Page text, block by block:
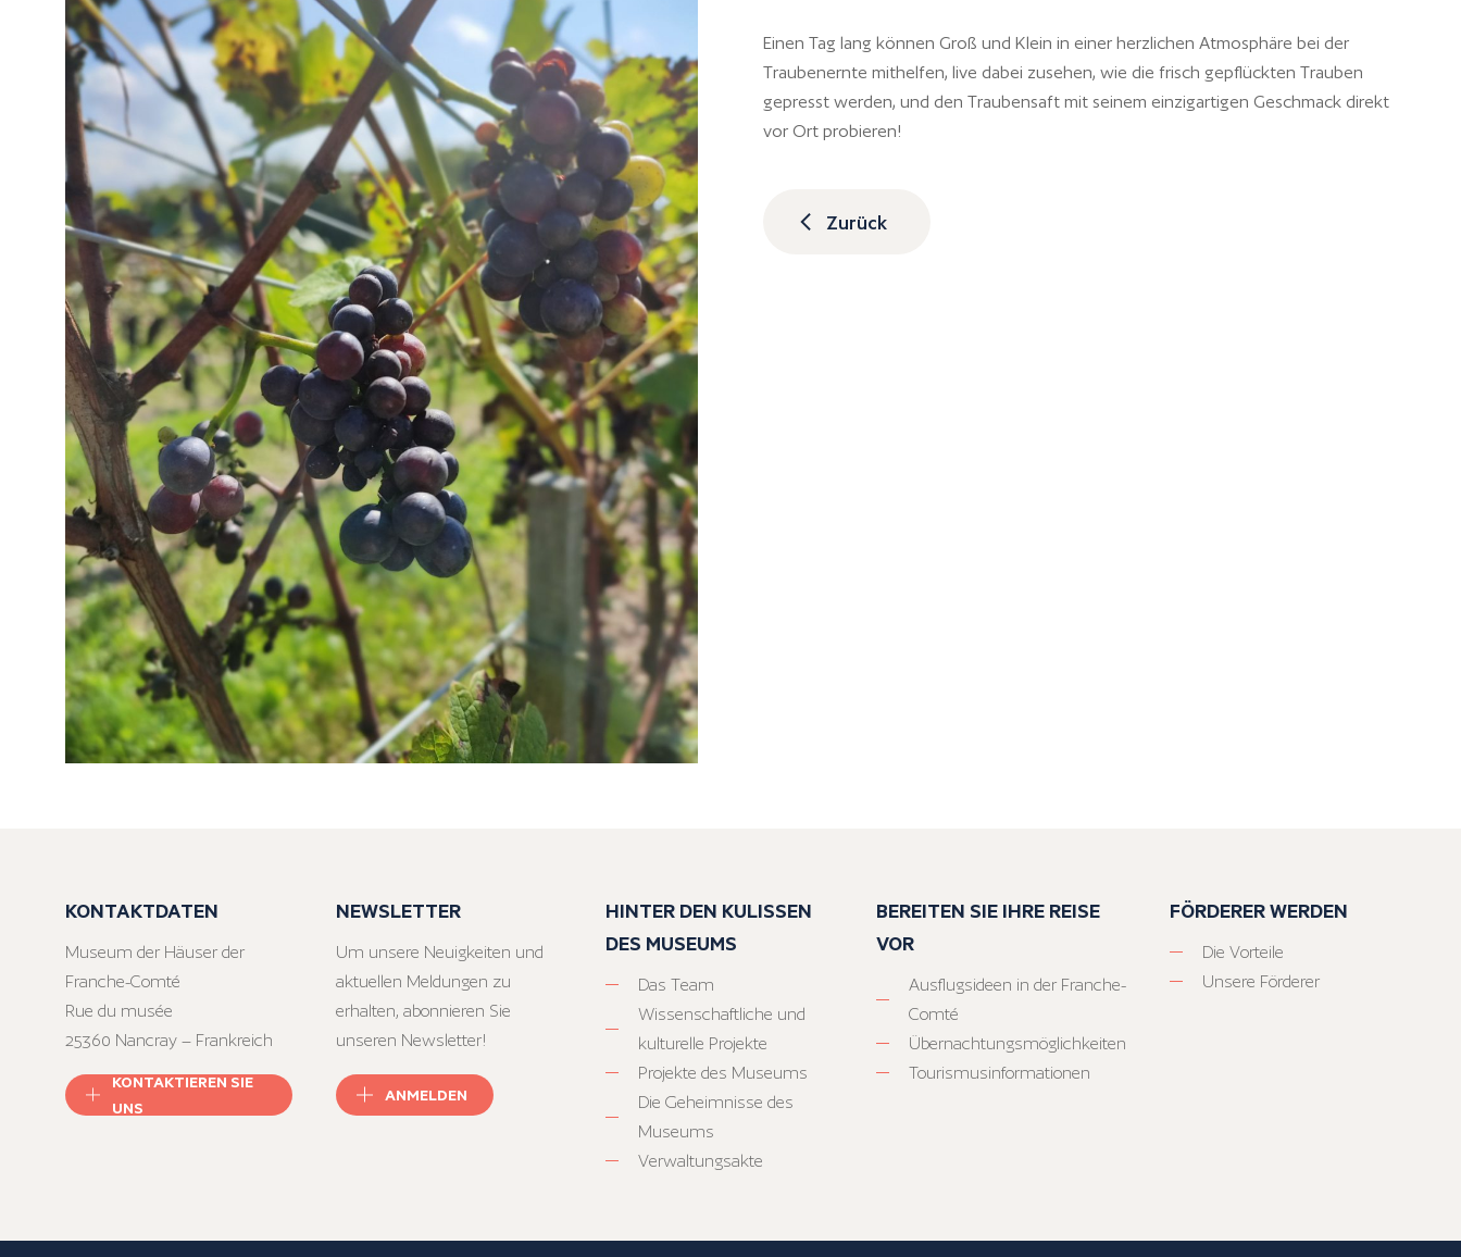
Einen Tag lang können Groß und Klein in einer herzlichen Atmosphäre bei der
Traubenernte mithelfen, live dabei zusehen, wie die frisch gepflückten Trauben
gepresst werden, und den Traubensaft mit seinem einzigartigen Geschmack direkt
vor Ort probieren!
Zurück
KONTAKTDATEN
Museum der Häuser der
Franche-Comté
Rue du musée
25360 Nancray – Frankreich
KONTAKTIEREN SIE
UNS
NEWSLETTER
Um unsere Neuigkeiten und
aktuellen Meldungen zu
erhalten, abonnieren Sie
unseren Newsletter!
ANMELDEN
HINTER DEN KULISSEN
DES MUSEUMS
Das Team
Wissenschaftliche und
kulturelle Projekte
Projekte des Museums
Die Geheimnisse des
Museums
Verwaltungsakte
BEREITEN SIE IHRE REISE
VOR
Ausflugsideen in der Franche-
Comté
Übernachtungsmöglichkeiten
Tourismusinformationen
FÖRDERER WERDEN
Die Vorteile
Unsere Förderer